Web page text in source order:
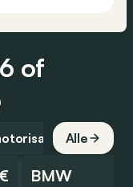
of
Alle
BMW